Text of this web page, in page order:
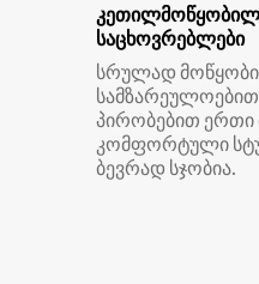
საცხოვრებლები
სრულად
პირობებით ერთი
კომფორტული
ბევრად სჯობია.